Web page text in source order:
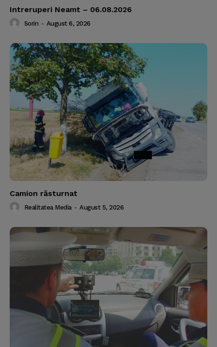
Intreruperi Neamt – 06.08.2026
Sorin - August 6, 2026
Camion răsturnat
Realitatea Media - August 5, 2026